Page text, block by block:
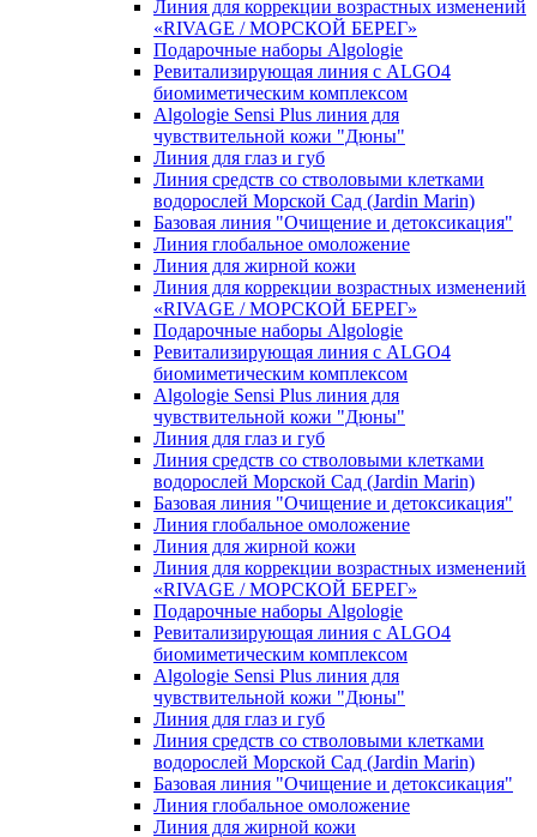
Линия для коррекции возрастных изменений
«RIVAGE / МОРСКОЙ БЕРЕГ»
Подарочные наборы Algologie
Ревитализирующая линия с ALGO4
биомиметическим комплексом
Algologie Sensi Plus линия для
чувcтвительной кожи "Дюны"
Линия для глаз и губ
Линия средств со стволовыми клетками
водорослей Морской Сад (Jardin Marin)
Базовая линия "Очищение и детоксикация"
Линия глобальное омоложение
Линия для жирной кожи
Линия для коррекции возрастных изменений
«RIVAGE / МОРСКОЙ БЕРЕГ»
Подарочные наборы Algologie
Ревитализирующая линия с ALGO4
биомиметическим комплексом
Algologie Sensi Plus линия для
чувcтвительной кожи "Дюны"
Линия для глаз и губ
Линия средств со стволовыми клетками
водорослей Морской Сад (Jardin Marin)
Базовая линия "Очищение и детоксикация"
Линия глобальное омоложение
Линия для жирной кожи
Линия для коррекции возрастных изменений
«RIVAGE / МОРСКОЙ БЕРЕГ»
Подарочные наборы Algologie
Ревитализирующая линия с ALGO4
биомиметическим комплексом
Algologie Sensi Plus линия для
чувcтвительной кожи "Дюны"
Линия для глаз и губ
Линия средств со стволовыми клетками
водорослей Морской Сад (Jardin Marin)
Базовая линия "Очищение и детоксикация"
Линия глобальное омоложение
Линия для жирной кожи